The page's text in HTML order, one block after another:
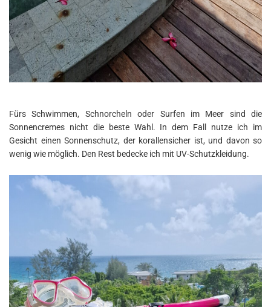
Fürs Schwimmen, Schnorcheln oder Surfen im Meer sind die
Sonnencremes nicht die beste Wahl. In dem Fall nutze ich im
Gesicht einen Sonnenschutz, der korallensicher ist, und davon so
wenig wie möglich. Den Rest bedecke ich mit UV-Schutzkleidung.